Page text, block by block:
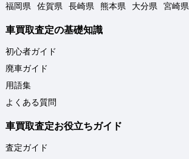
福岡県
佐賀県 長崎県 熊本県 大分県 宮崎県
車買取査定の基礎知識
初心者ガイド
廃車ガイド
用語集
よくある質問
車買取査定お役立ちガイド
査定ガイド